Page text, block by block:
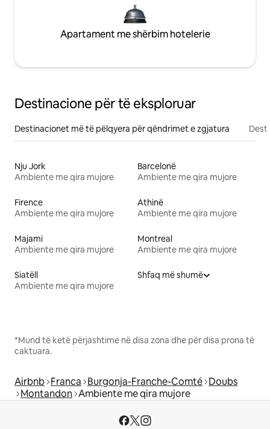
Apartament me shërbim hotelerie
Destinacione për të eksploruar
Destinacionet më të pëlqyera për qëndrimet e zgjatura
Nju Jork
Ambiente me qira mujore
Barcelonë
Ambiente me qira mujore
Firence
Ambiente me qira mujore
Athinë
Ambiente me qira mujore
Majami
Ambiente me qira mujore
Montreal
Ambiente me qira mujore
Siatëll
Ambiente me qira mujore
Shfaq më shumë
*Mund të ketë përjashtime në disa zona dhe për disa prona të
caktuara.
Airbnb Franca Burgonja-Franche-Comté Doubs
Montandon Ambiente me qira mujore